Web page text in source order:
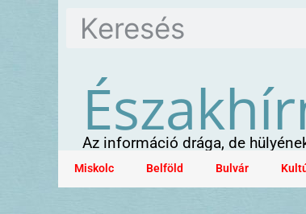
Az információ drága, de
Miskolc Belföld Bulvár